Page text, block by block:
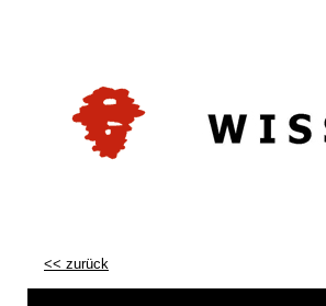
<< zurück